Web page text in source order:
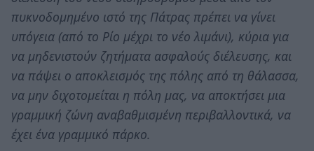
πυκνοδομημένο ιστό της Πάτρας πρέπει να γίνει
υπόγεια (από το Ρίο μέχρι το νέο λιμάνι), κύρια για
να μηδενιστούν ζητήματα ασφαλούς διέλευσης, και
να πάψει ο αποκλεισμός της πόλης από τη θάλασσα,
να μην διχοτομείται η πόλη μας, να αποκτήσει μια
γραμμική ζώνη αναβαθμισμένη περιβαλλοντικά, να
έχει ένα γραμμικό πάρκο.